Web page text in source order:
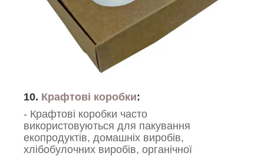
10. Крафтові коробки:
- Крафтові коробки часто
використовуються для пакування
екопродуктів, домашніх виробів,
хлібобулочних виробів, органічної